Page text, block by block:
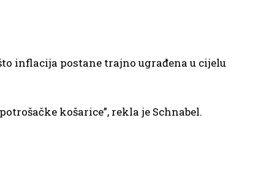
inflacija postane trajno ugrađena u cijelu
košarice”, rekla je Schnabel.